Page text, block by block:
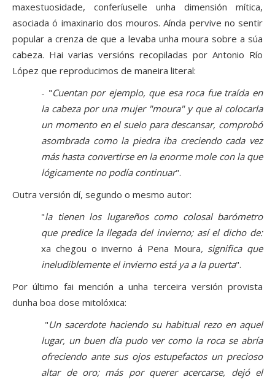
maxestuosidade, conferíuselle unha dimensión mítica,
asociada ó imaxinario dos mouros. Aínda pervive no sentir
popular a crenza de que a levaba unha moura sobre a súa
cabeza. Hai varias versións recopiladas por Antonio Río
López que reproducimos de maneira literal:
- "Cuentan por ejemplo, que esa roca fue traída en
la cabeza por una mujer "moura" y que al colocarla
un momento en el suelo para descansar, comprobó
asombrada como la piedra iba creciendo cada vez
más hasta convertirse en la enorme mole con la que
lógicamente no podía continuar".
Outra versión dí, segundo o mesmo autor:
"la tienen los lugareños como colosal barómetro
que predice la llegada del invierno; así el dicho de:
xa chegou o inverno á Pena Moura, significa que
ineludiblemente el invierno está ya a la puerta".
Por último fai mención a unha terceira versión provista
dunha boa dose mitolóxica:
"Un sacerdote haciendo su habitual rezo en aquel
lugar, un buen día pudo ver como la roca se abría
ofreciendo ante sus ojos estupefactos un precioso
altar de oro; más por querer acercarse, dejó el